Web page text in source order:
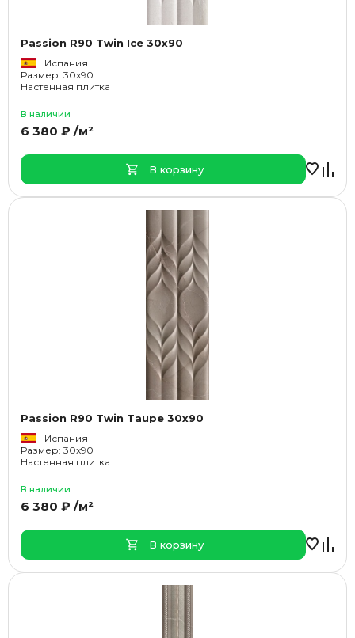
Passion R90 Twin Ice 30x90
Испания
Размер: 30x90
Настенная плитка
В наличии
6 380 ₽ /м²
В корзину
Passion R90 Twin Taupe 30x90
Испания
Размер: 30x90
Настенная плитка
В наличии
6 380 ₽ /м²
В корзину